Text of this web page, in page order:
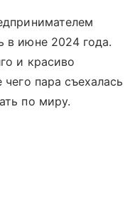
в июне 2024 года.
и красиво
пара съехалась
по миру.